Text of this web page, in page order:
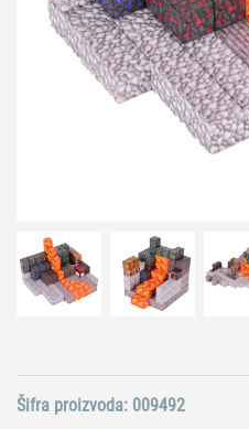
Šifra proizvoda: 009492